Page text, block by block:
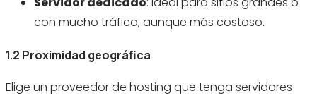
con mucho tráfico, aunque más costoso.
1.2 Proximidad geográfica
Elige un proveedor de hosting que tenga servidores